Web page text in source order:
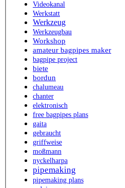
Videokanal
Werkstatt
Werkzeug
Werkzeugbau
Workshop
amateur bagpipes maker
bagpipe project
biete
bordun
chalumeau
chanter
elektronisch
free bagpipes plans
gaita
gebraucht
griffweise
moßmann
nyckelharpa
pipemaking
pipemaking plans